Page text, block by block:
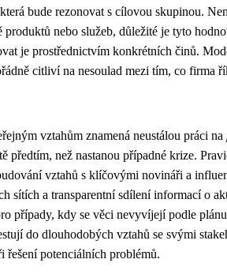
bude rezonovat s cílovou skupinou.
nebo služeb, důležité je tyto
je prostřednictvím konkrétních činů.
citliví na nesoulad mezi tím, co firma
vztahům znamená neustálou práci na
předtím, než nastanou případné krize.
vztahů s klíčovými novináři a
sítích a transparentní sdílení informací o
případy, kdy se věci nevyvíjejí podle
do dlouhodobých vztahů se svými
řešení potenciálních problémů.